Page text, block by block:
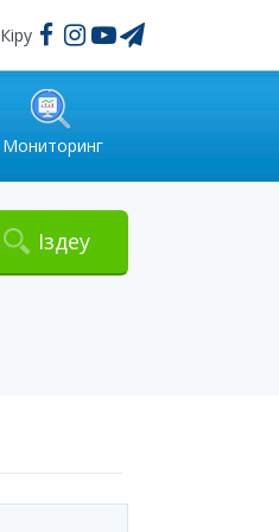
Кіру
Мониторинг
Іздеу